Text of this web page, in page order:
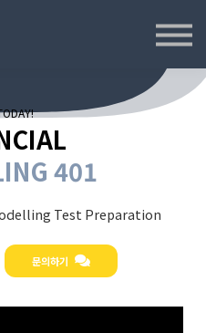
인트
인
델
기
401
Test Preparation
문의하기